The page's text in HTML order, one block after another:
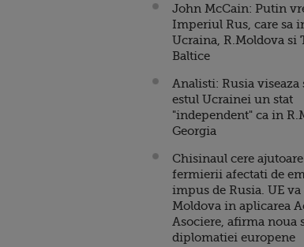
John McCain: Putin
Imperiul Rus, care sa
Ucraina, R.Moldova si
Baltice
Analisti: Rusia viseaza
estul Ucrainei un stat
"independent" ca in
Georgia
Chisinaul cere
fermierii afectati de
impus de Rusia. UE va
Moldova in aplicarea
Asociere, afirma noua
diplomatiei europene